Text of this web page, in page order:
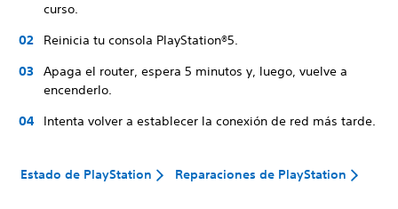
curso.
Reinicia tu consola PlayStation®5.
Apaga el router, espera 5 minutos y, luego, vuelve a
encenderlo.
Intenta volver a establecer la conexión de red más tarde.
Estado de PlayStation Reparaciones de PlayStation